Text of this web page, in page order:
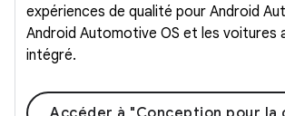
expériences de qualité pour Android
Android Automotive OS et les voitures
intégré.